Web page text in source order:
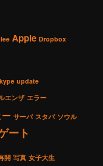
Apple Dropbox
update
エンザ エラー
サーバ スタバ ソウル
ート
開 写真 女子大生